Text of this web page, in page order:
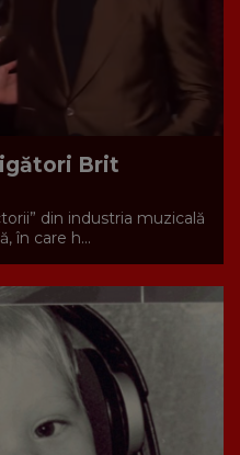
Brit
din industria muzicală
în care h...